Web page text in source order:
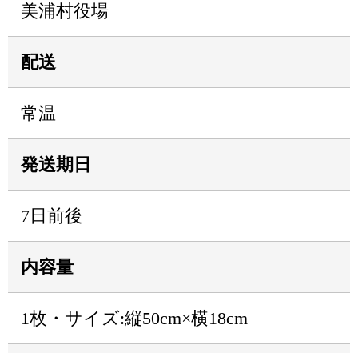
美浦村役場
配送
常温
発送期日
7日前後
内容量
1枚・サイズ:縦50cm×横18cm